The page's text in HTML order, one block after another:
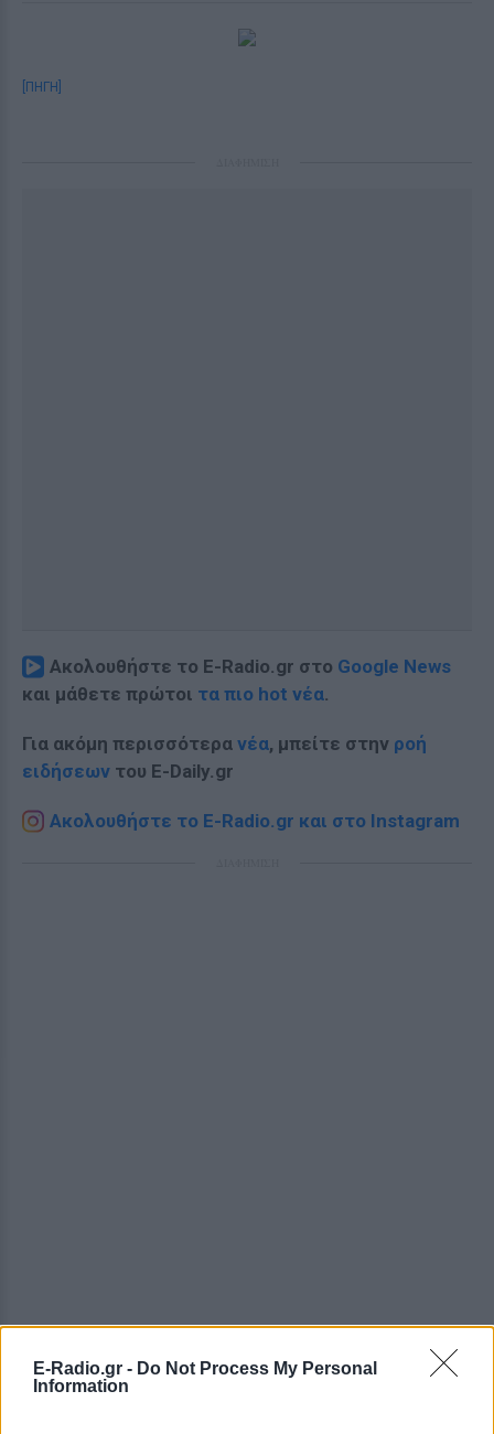
E-Radio.gr - Do Not Process My Personal
Information
[ΠΗΓΗ]
Ακολουθήστε το E-Radio.gr στο Google News
και μάθετε πρώτοι τα πιο hot νέα.
Για ακόμη περισσότερα νέα, μπείτε στην ροή
ειδήσεων του E-Daily.gr
Ακολουθήστε το E-Radio.gr και στο Instagram
ΔΕΙΤΕ ΕΠΙΣΗΣ